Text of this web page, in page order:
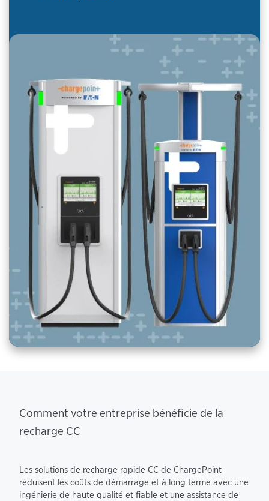
Comment votre entreprise bénéficie de la
recharge CC
Les solutions de recharge rapide CC de ChargePoint
réduisent les coûts de démarrage et à long terme avec une
ingénierie de haute qualité et fiable et une assistance de